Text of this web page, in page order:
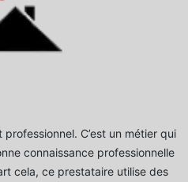
C’est un métier qui
connaissance professionnelle
cela, ce prestataire utilise des